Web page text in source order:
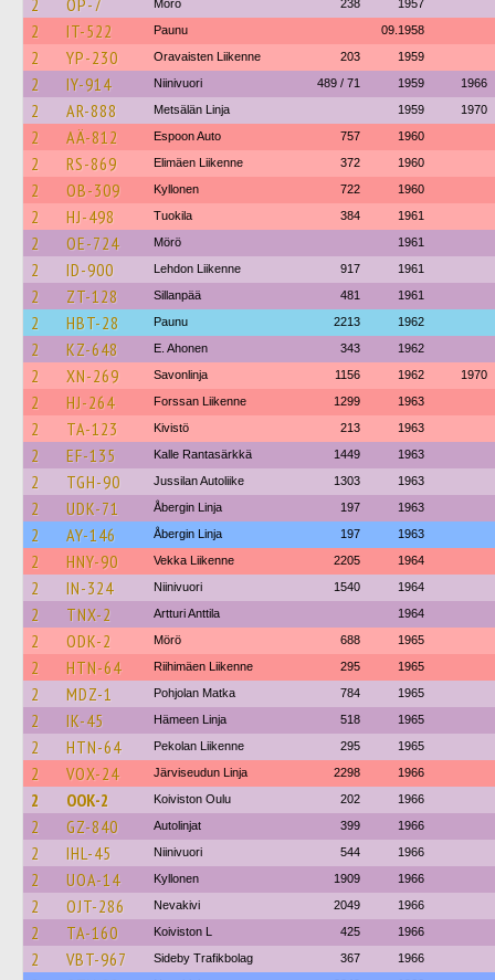
2 OP-7 Mörö 238 1957
2 IT-522 Paunu 09.1958
2 YP-230 Oravaisten Liikenne 203 1959
2 IY-914 Niinivuori 489 / 71 1959 1966
2 AR-888 Metsälän Linja 1959 1970
2 AÄ-812 Espoon Auto 757 1960
2 RS-869 Elimäen Liikenne 372 1960
2 OB-309 Kyllonen 722 1960
2 HJ-498 Tuokila 384 1961
2 OE-724 Mörö 1961
2 ID-900 Lehdon Liikenne 917 1961
2 ZT-128 Sillanpää 481 1961
2 HBT-28 Paunu 2213 1962
2 KZ-648 E. Ahonen 343 1962
2 XN-269 Savonlinja 1156 1962 1970
2 HJ-264 Forssan Liikenne 1299 1963
2 TA-123 Kivistö 213 1963
2 EF-135 Kalle Rantasärkkä 1449 1963
2 TGH-90 Jussilan Autoliike 1303 1963
2 UDK-71 Åbergin Linja 197 1963
2 AY-146 Åbergin Linja 197 1963
2 HNY-90 Vekka Liikenne 2205 1964
2 IN-324 Niinivuori 1540 1964
2 TNX-2 Artturi Anttila 1964
2 ODK-2 Mörö 688 1965
2 HTN-64 Riihimäen Liikenne 295 1965
2 MDZ-1 Pohjolan Matka 784 1965
2 IK-45 Hämeen Linja 518 1965
2 HTN-64 Pekolan Liikenne 295 1965
2 VOX-24 Järviseudun Linja 2298 1966
2 OOK-2 Koiviston Oulu 202 1966
2 GZ-840 Autolinjat 399 1966
2 IHL-45 Niinivuori 544 1966
2 UOA-14 Kyllonen 1909 1966
2 OJT-286 Nevakivi 2049 1966
2 TA-160 Koiviston L 425 1966
2 VBT-967 Sideby Trafikbolag 367 1966